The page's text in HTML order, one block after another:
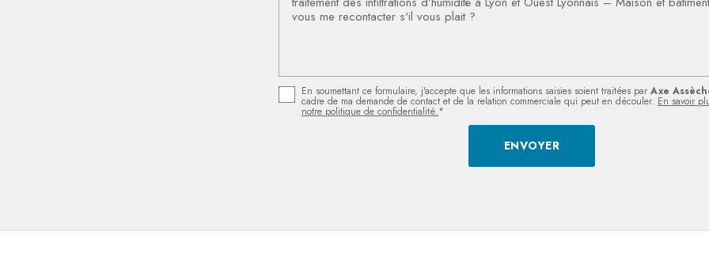
En soumettant ce formulaire, j'accepte que les informations saisies soient traitées par Axe
cadre de ma demande de contact et de la relation commerciale qui peut en découler. En savoir
notre politique de confidentialité.*